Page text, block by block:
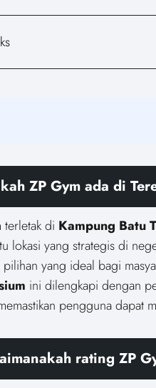
ZP Gym ada di
terletak di Kampung Batu
lokasi yang strategis di
yang ideal bagi
ini dilengkapi dengan
pengguna dapat
rating ZP